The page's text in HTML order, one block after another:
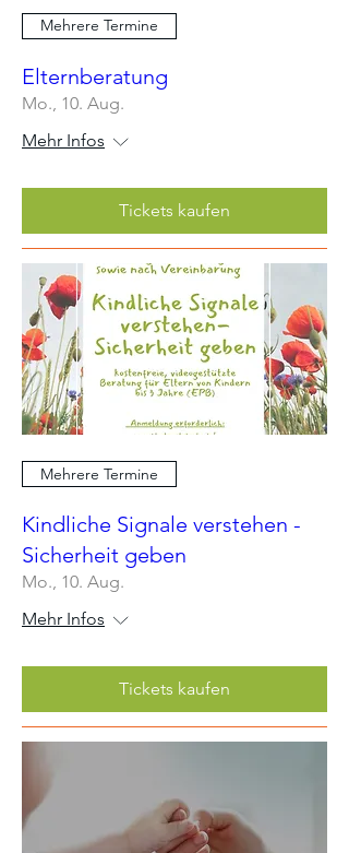
Mehrere Termine
Elternberatung
Mo., 10. Aug.
Mehr Infos
Tickets kaufen
Mehrere Termine
Kindliche Signale verstehen -
Sicherheit geben
Mo., 10. Aug.
Mehr Infos
Tickets kaufen